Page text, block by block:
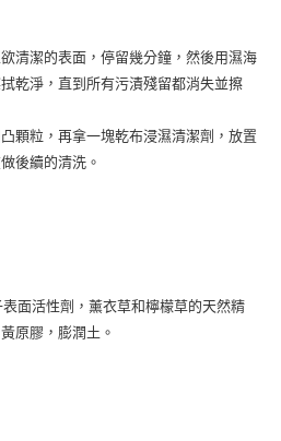
清潔的表面，停留幾分鐘，然後用濕海
乾淨，直到所有污漬殘留都消失並擦
顆粒，再拿一塊乾布浸濕清潔劑，放置
後續的清洗。
面活性劑，薰衣草和檸檬草的天然精
原膠，膨潤土。